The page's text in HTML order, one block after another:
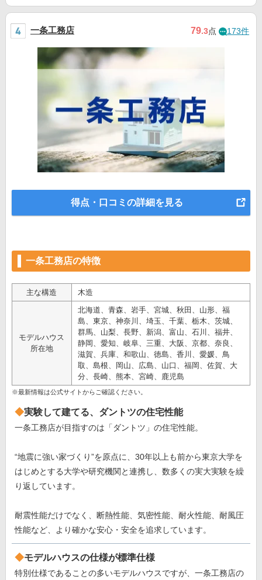
一条工務店 79.3点 173件
得点・口コミの詳細を見る
一条工務店の特徴
主な構造 木造
モデルハウス
所在地
北海道、青森、岩手、宮城、秋田、山形、福
島、東京、神奈川、埼玉、千葉、栃木、茨城、
群馬、山梨、長野、新潟、富山、石川、福井、
静岡、愛知、岐阜、三重、大阪、京都、奈良、
滋賀、兵庫、和歌山、徳島、香川、愛媛、鳥
取、島根、岡山、広島、山口、福岡、佐賀、大
分、長崎、熊本、宮崎、鹿児島
※最新情報は公式サイトからご確認ください。
実験して建てる、ダントツの住宅性能
一条工務店が目指すのは「ダントツ」の住宅性能。
“地震に強い家づくり”を原点に、30年以上も前から東京大学を
はじめとする大学や研究機関と連携し、数多くの実大実験を繰
り返しています。
耐震性能だけでなく、断熱性能、気密性能、耐火性能、耐風圧
性能など、より確かな安心・安全を追求しています。
モデルハウスの仕様が標準仕様
特別仕様であることの多いモデルハウスですが、一条工務店の